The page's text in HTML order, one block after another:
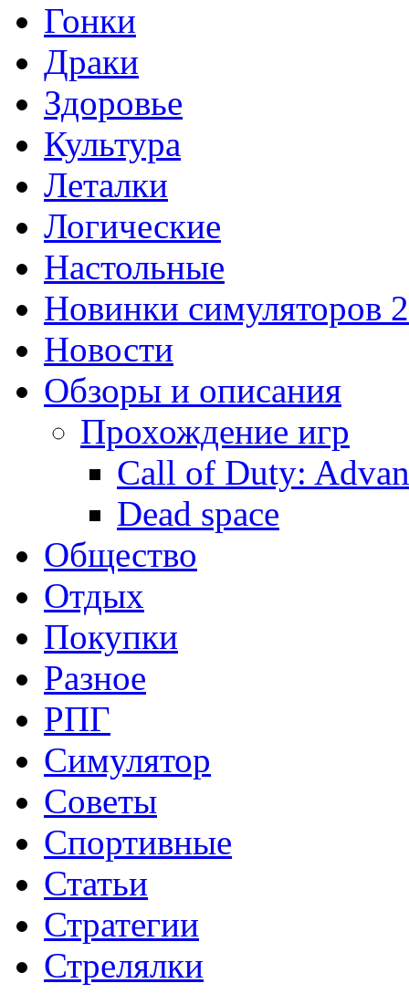
Гонки
Драки
Здоровье
Культура
Леталки
Логические
Настольные
Новинки симуляторов
Новости
Обзоры и описания
Прохождение игр
Call of Duty:
Dead space
Общество
Отдых
Покупки
Разное
РПГ
Симулятор
Советы
Спортивные
Статьи
Стратегии
Стрелялки